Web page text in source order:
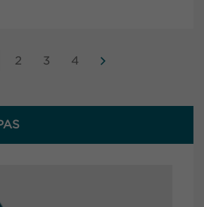
2 3 4